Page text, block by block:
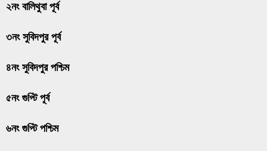
২নং বালিথুবা পূর্ব
৩নং সুবিদপুর পূর্ব
৪নং সুবিদপুর পশ্চিম
৫নং গুপ্টি পূর্ব
৬নং গুপ্টি পশ্চিম